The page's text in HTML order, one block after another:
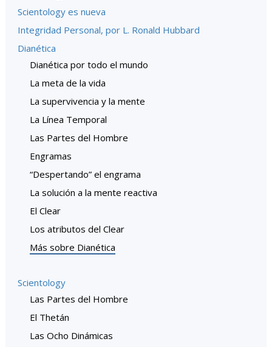
Scientology es nueva
Integridad Personal, por L. Ronald Hubbard
Dianética
Dianética por todo el mundo
La meta de la vida
La supervivencia y la mente
La Línea Temporal
Las Partes del Hombre
Engramas
“Despertando” el engrama
La solución a la mente reactiva
El Clear
Los atributos del Clear
Más sobre Dianética
Scientology
Las Partes del Hombre
El Thetán
Las Ocho Dinámicas